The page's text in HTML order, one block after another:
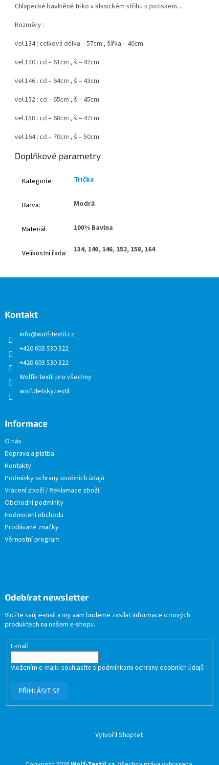
Chlapecké bavlněné triko v klasickém střihu s potiskem....
Rozměry :
vel.134 : celková délka – 57cm , šířka – 40cm
vel.140 : cd – 61cm , š – 42cm
vel.146 : cd – 64cm , š – 43cm
vel.152 : cd – 65cm , š – 45cm
vel.158 : cd – 68cm , š – 47cm
vel.164 : cd – 70cm , š – 50cm
Doplňkové parametry
Kategorie: Trička
Barva: Modrá
Materiál: 100% Bavlna
Velikostní řada: 134, 140, 146, 152, 158, 164
Kontakt
info@wolf-textil.cz
+420 603 530 322
+420 603 530 322
Wolfík textil pro všechny
wolf.detsky.textil
Informace
O nás
Doprava a platba
Kontakty
Podmínky ochrany osobních údajů
Vrácení zboží / Reklamace zboží
Obchodní podmínky
Hodnocení obchodu
Prodávané značky
Věrnostní program
Odebírat newsletter
Vložte svůj e-mail a my vám budeme zasílat informace o nových
produktech na našem e-shopu.
E-mail
Vložením e-mailu souhlasíte s podmínkami ochrany osobních údajů
PŘIHLÁSIT SE
Vytvořil Shoptet